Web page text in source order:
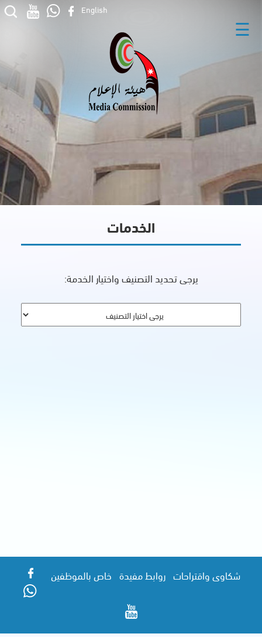
English
☰
الخدمات
يرجى تحديد التصنيف واختيار الخدمة:
شكاوى واقتراحات روابط مفيدة خاص بالموظفين